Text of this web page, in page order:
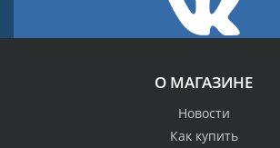
О МАГАЗИНЕ
Новости
Как купить